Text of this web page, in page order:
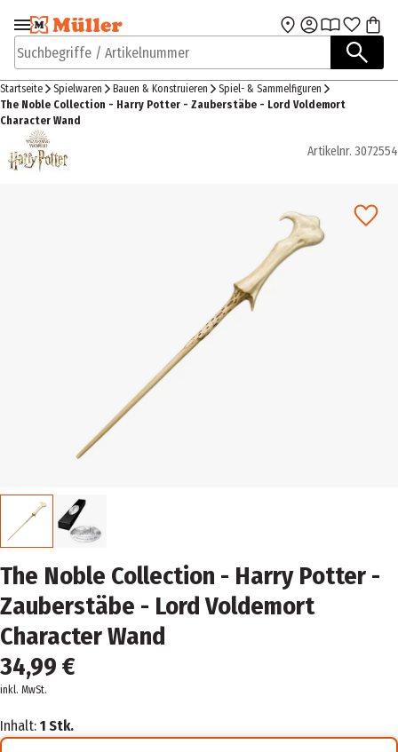
Zur Navigation
springen
Zum Hauptinhalt
Suchbegriffe / Artikelnummer
Startseite Spielwaren Bauen & Konstruieren
Spiel- & Sammelfiguren
The Noble Collection - Harry Potter - Zauberstäbe - Lord Voldemort
Character Wand
Artikelnr. 3072554
The Noble Collection - Harry Potter -
Zauberstäbe - Lord Voldemort
Character Wand
34,99 €
inkl. MwSt.
Inhalt: 1 Stk.